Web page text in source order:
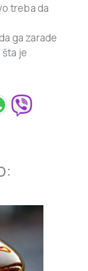
treba da
ga zarade
je